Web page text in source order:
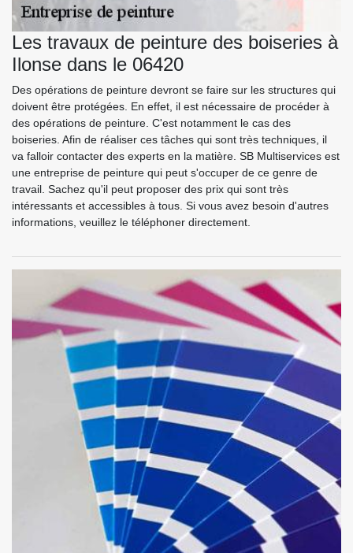
Les travaux de peinture des boiseries à
Ilonse dans le 06420
Des opérations de peinture devront se faire sur les structures qui
doivent être protégées. En effet, il est nécessaire de procéder à
des opérations de peinture. C'est notamment le cas des
boiseries. Afin de réaliser ces tâches qui sont très techniques, il
va falloir contacter des experts en la matière. SB Multiservices est
une entreprise de peinture qui peut s'occuper de ce genre de
travail. Sachez qu'il peut proposer des prix qui sont très
intéressants et accessibles à tous. Si vous avez besoin d'autres
informations, veuillez le téléphoner directement.